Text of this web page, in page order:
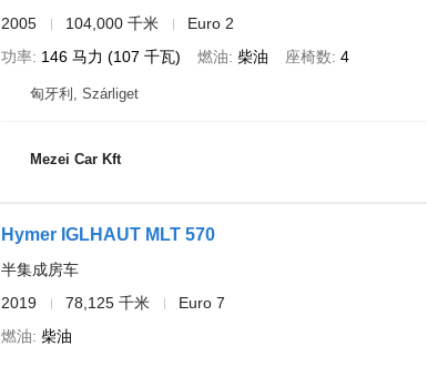
2005
104,000 千米
Euro 2
功率 146 马力 (107 千瓦) 燃油 柴油 座椅数 4
匈牙利, Szárliget
Mezei Car Kft
Hymer IGLHAUT MLT 570
半集成房车
2019
78,125 千米
Euro 7
燃油 柴油